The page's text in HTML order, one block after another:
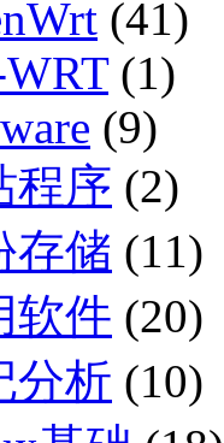
(41)
(1)
(9)
程序 (2)
存储 (11)
软件 (20)
分析 (10)